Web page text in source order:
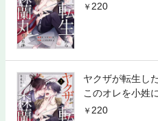
220
ヤクザが転生し
このオレを小姓
220